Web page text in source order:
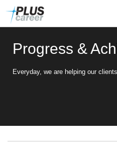
Progress &
Everyday, we are helping our